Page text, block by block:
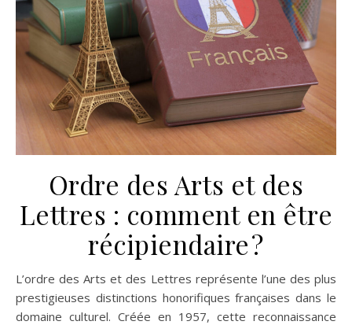
Ordre des Arts et des
Lettres : comment en être
récipiendaire ?
L’ordre des Arts et des Lettres représente l’une des plus
prestigieuses distinctions honorifiques françaises dans le
domaine culturel. Créée en 1957, cette reconnaissance